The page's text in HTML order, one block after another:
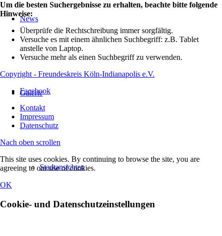
News
Galerie
Stadtansichten
Um die besten Suchergebnisse zu erhalten, beachte bitte folgende
Hinweise:
Überprüfe die Rechtschreibung immer sorgfältig.
Versuche es mit einem ähnlichen Suchbegriff: z.B. Tablet
anstelle von Laptop.
Versuche mehr als einen Suchbegriff zu verwenden.
Copyright - Freundeskreis Köln-Indianapolis e.V.
Facebook
Kontakt
Impressum
Datenschutz
Nach oben scrollen
This site uses cookies. By continuing to browse the site, you are
agreeing to our use of cookies.
OK
Cookie- und Datenschutzeinstellungen